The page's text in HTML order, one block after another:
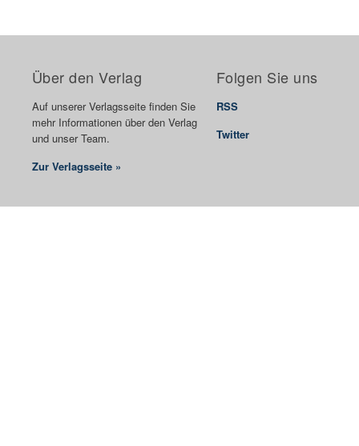
Über den Verlag
Auf unserer Verlagsseite finden Sie
mehr Informationen über den Verlag
und unser Team.
Zur Verlagsseite »
Folgen Sie uns
RSS
Twitter